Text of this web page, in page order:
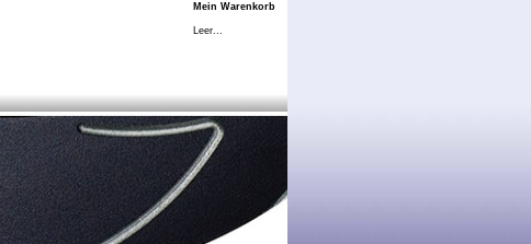
Mein Warenkorb
Leer...